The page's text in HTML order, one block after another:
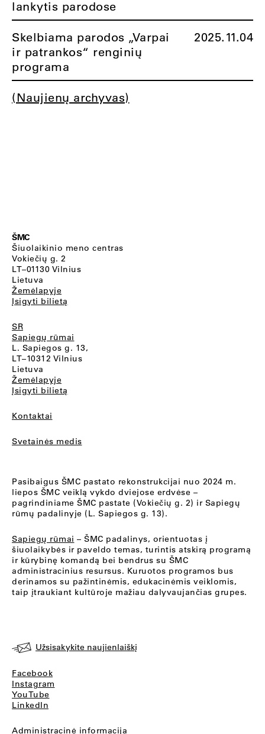
lankytis parodose
Skelbiama parodos „Varpai
ir patrankos“ renginių
programa
2025.11.04
(Naujienų archyvas)
ŠMC
Šiuolaikinio meno centras
Vokiečių g. 2
LT–01130 Vilnius
Lietuva
Žemėlapyje
Įsigyti bilietą
SR
Sapiegų rūmai
L. Sapiegos g. 13,
LT–10312 Vilnius
Lietuva
Žemėlapyje
Įsigyti bilietą
Kontaktai
Svetainės medis
Pasibaigus ŠMC pastato rekonstrukcijai nuo 2024 m.
liepos ŠMC veiklą vykdo dviejose erdvėse –
pagrindiniame ŠMC pastate (Vokiečių g. 2) ir Sapiegų
rūmų padalinyje (L. Sapiegos g. 13).
Sapiegų rūmai – ŠMC padalinys, orientuotas į
šiuolaikybės ir paveldo temas, turintis atskirą programą
ir kūrybinę komandą bei bendrus su ŠMC
administracinius resursus. Kuruotos programos bus
derinamos su pažintinėmis, edukacinėmis veiklomis,
taip įtraukiant kultūroje mažiau dalyvaujančias grupes.
Užsisakykite naujienlaiškį
Facebook
Instagram
YouTube
LinkedIn
Administracinė informacija